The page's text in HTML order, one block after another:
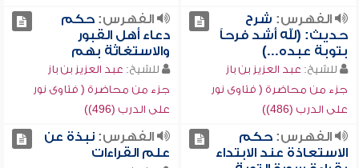
الفهرس: شرح
حديث: (لله أشد فرحاً
بتوبة عبده...)
للشيخ: عبد العزيز بن باز
جزء من محاضرة ( فتاوى نور
على الدرب (486))
الفهرس:حكم
دعاء أهل القبور
والاستغاثة بهم
للشيخ: عبد العزيز بن باز
جزء من محاضرة ( فتاوى نور
على الدرب (496))
الفهرس:حكم
الاستعاذة عند الابتداء
الفهرس:نبذة عن
علم القراءات